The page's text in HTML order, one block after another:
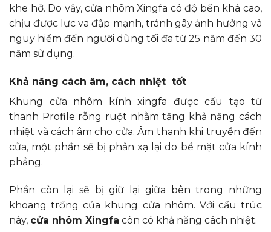
khe hở. Do vậy, cửa nhôm Xingfa có độ bền khá cao,
chịu được lực va đập mạnh, tránh gây ảnh hưởng và
nguy hiểm đến người dùng tối đa từ 25 năm đến 30
năm sử dụng.
Khả năng cách âm, cách nhiệt tốt
Khung cửa nhôm kính xingfa được cấu tạo từ
thanh Profile rỗng ruột nhằm tăng khả năng cách
nhiệt và cách âm cho cửa. Âm thanh khi truyền đến
cửa, một phần sẽ bị phản xạ lại do bề mặt cửa kính
phẳng.
Phần còn lại sẽ bị giữ lại giữa bên trong những
khoang trống của khung cửa nhôm. Với cấu trúc
này, cửa nhôm Xingfa còn có khả năng cách nhiệt.